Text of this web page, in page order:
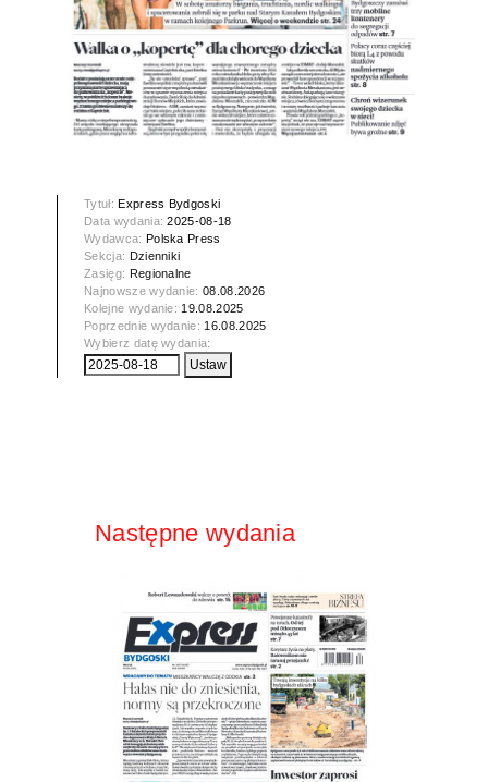
Tytuł: Express Bydgoski
Data wydania:2025-08-18
Wydawca: Polska Press
Sekcja: Dzienniki
Zasięg: Regionalne
Najnowsze wydanie:08.08.2026
Kolejne wydanie: 19.08.2025
Poprzednie wydanie: 16.08.2025
Wybierz datę wydania:
Następne wydania